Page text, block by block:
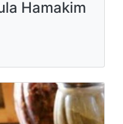
Hamakim